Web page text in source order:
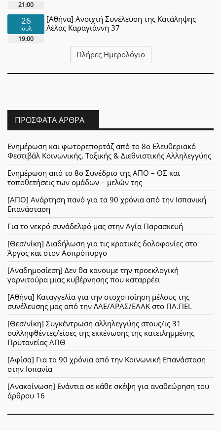
21:00
26
Ιουλ
19:00
[Αθήνα] Ανοιχτή Συνέλευση της Κατάληψης
Λέλας Καραγιάννη 37
Πλήρες Ημερολόγιο
ΠΡΌΣΦΑΤΑ ΆΡΘΡΑ
Ενημέρωση και φωτορεπορτάζ από το 8ο Ελευθεριακό
Φεστιβάλ Κοινωνικής, Ταξικής & Διεθνιστικής Αλληλεγγύης
Ενημέρωση από το 8ο Συνέδριο της ΑΠΟ – ΟΣ και
τοποθετήσεις των ομάδων – μελών της
[ΑΠΟ] Ανάρτηση πανό για τα 90 χρόνια από την Ισπανική
Επανάσταση
Για το νεκρό συνάδελφό μας στην Αγία Παρασκευή
[Θεσ/νίκη] Διαδήλωση για τις κρατικές δολοφονίες στο
Άργος και στον Ασπρόπυργο
[Αναδημοσίεση] Δεν θα κανουμε την προεκλογική
γαρνιτούρα μιας κυβέρνησης που καταρρέει
[Αθήνα] Καταγγελία για την στοχοποίηση μέλους της
συνέλευσης μας από την ΛΑΕ/ΑΡΑΣ/ΕΑΑΚ στο ΠΑ.ΠΕΙ.
[Θεσ/νίκη] Συγκέντρωση αλληλεγγύης στους/ις 31
συλληφθέντες/είσες της εκκένωσης της κατειλημμένης
Πρυτανείας ΑΠΘ
[Αφίσα] Για τα 90 χρόνια από την Κοινωνική Επανάσταση
στην Ισπανία
[Ανακοίνωση] Ενάντια σε κάθε σκέψη για αναθεώρηση του
άρθρου 16